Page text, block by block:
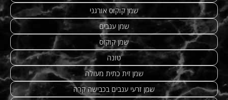
שמן קוקוס אורגני
שמן ענבים
שמן קוקוס
טונה
שמן זית כתית מעולה
שמן זרעי ענבים בכבישה קרה